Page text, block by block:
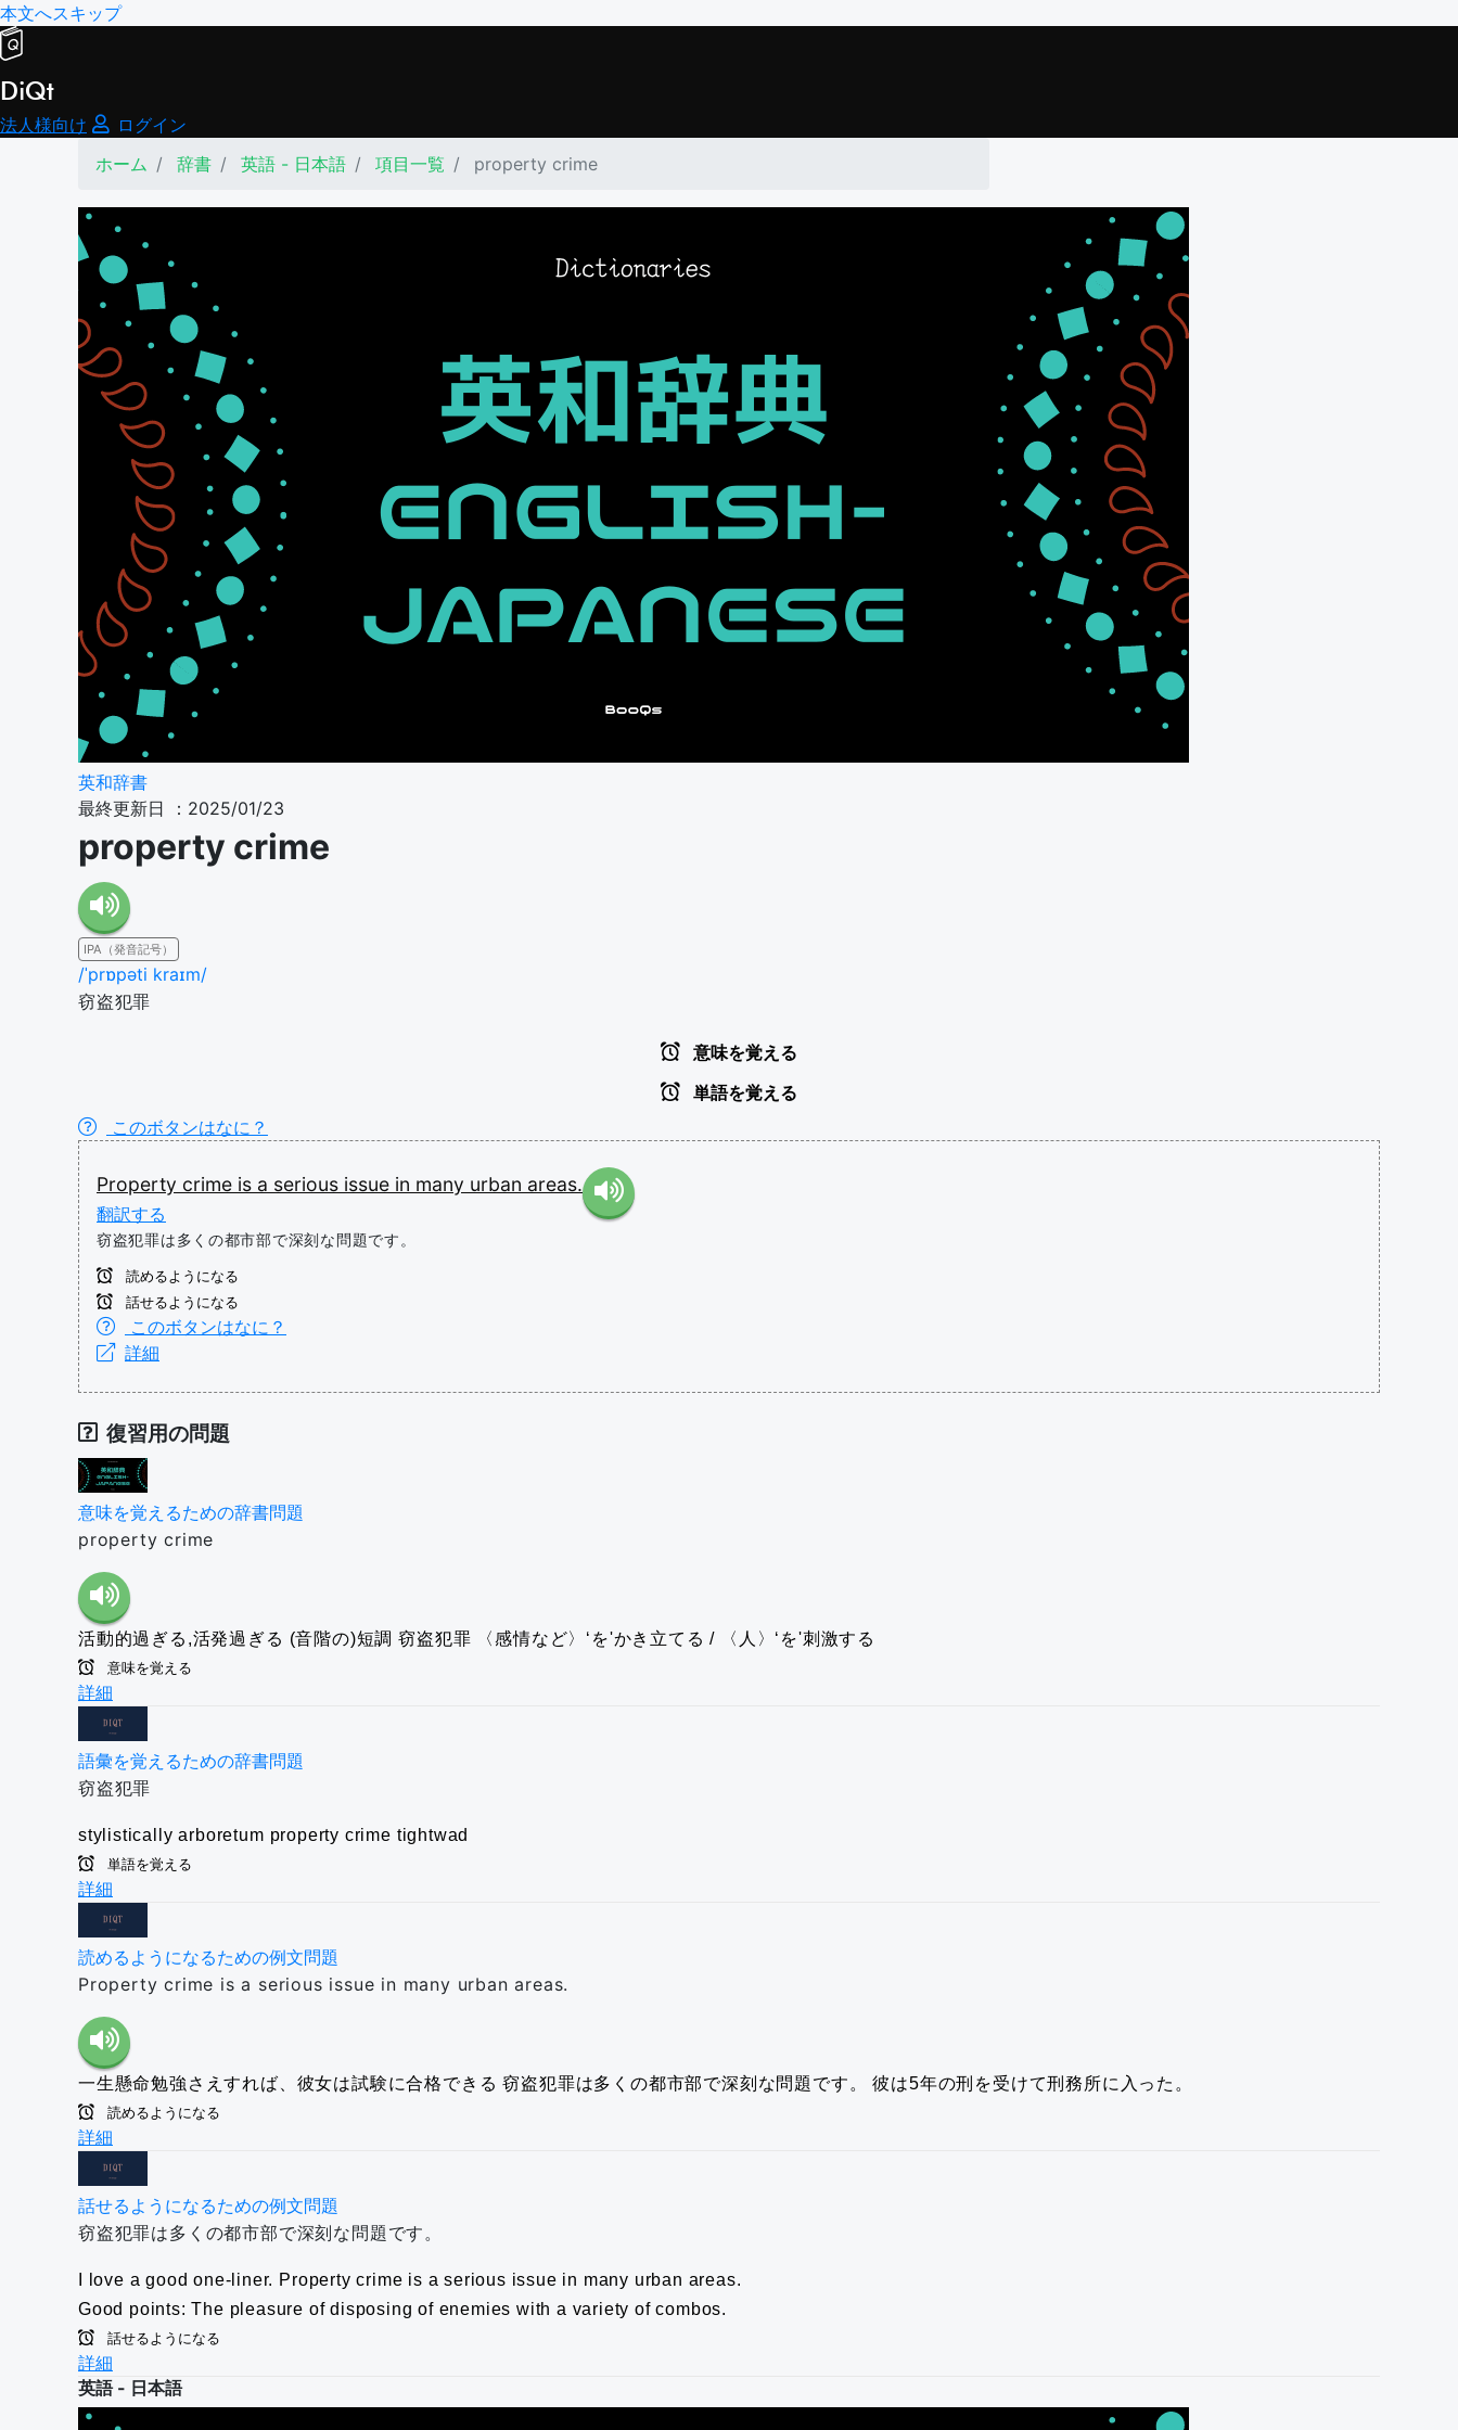
本文へスキップ
DiQt
法人様向け
ログイン
ホーム
辞書 英語 - 日本語 項目一覧 property crime
英和辞書
最終更新日 ：2025/01/23
property crime
IPA（発音記号）
/ˈprɒpəti kraɪm/
窃盗犯罪
意味を覚える
単語を覚える
このボタンはなに？
Property crime is a serious issue in many urban areas.
翻訳する
窃盗犯罪は多くの都市部で深刻な問題です。
読めるようになる
話せるようになる
このボタンはなに？
詳細
復習用の問題
意味を覚えるための辞書問題
property crime
活動的過ぎる,活発過ぎる (音階の)短調 窃盗犯罪 〈感情など〉‘を'かき立てる / 〈人〉‘を'刺激する
意味を覚える
詳細
語彙を覚えるための辞書問題
窃盗犯罪
stylistically arboretum property crime tightwad
単語を覚える
詳細
読めるようになるための例文問題
Property crime is a serious issue in many urban areas.
一生懸命勉強さえすれば、彼女は試験に合格できる 窃盗犯罪は多くの都市部で深刻な問題です。 彼は5年の刑を受けて刑務所に入った。
読めるようになる
詳細
話せるようになるための例文問題
窃盗犯罪は多くの都市部で深刻な問題です。
I love a good one-liner. Property crime is a serious issue in many urban areas.
Good points: The pleasure of disposing of enemies with a variety of combos.
話せるようになる
詳細
英語 - 日本語